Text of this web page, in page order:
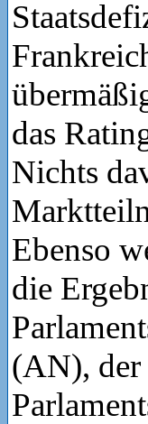
das
Nichts
Ebenso
die
(AN), der